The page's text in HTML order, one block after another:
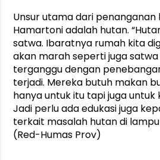
Unsur utama dari penanganan
Hamartoni adalah hutan.
satwa. Ibaratnya rumah kita
akan marah seperti juga
terganggu dengan
terjadi. Mereka butuh makan
hanya untuk itu tapi juga
Jadi perlu ada edukasi juga
terkait masalah hutan di
(Red-Humas Prov)